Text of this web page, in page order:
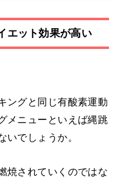
エット効果が高い
ングと同じ有酸素運動
メニューといえば縄跳
いでしょうか。
焼されていくのではな